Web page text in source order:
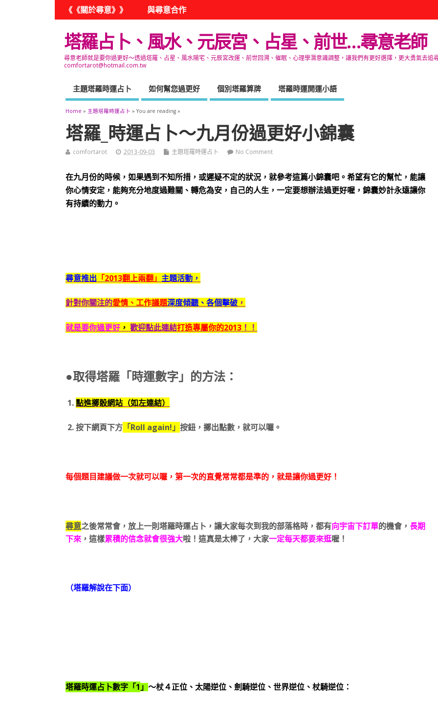
《《關於尋意》》 與尋意合作
塔羅占卜、風水、元辰宮、占星、前世…尋意老師
尋意老師就是要你過更好～透過塔羅、占星、風水陽宅、元辰宮改運、前世回溯、催眠、心理學潛意識調整，讓我們有更好選擇，更大勇氣去
comfortarot@hotmail.com.tw
主題塔羅時運占卜 如何幫您過更好 個別塔羅算牌 塔羅時運開運小語
Home » 主題塔羅時運占卜 » You are reading »
塔羅_時運占卜～九月份過更好小錦囊
comfortarot 2013-09-03 主題塔羅時運占卜 No Comment
在九月份的時候，如果遇到不知所措，或遲疑不定的狀況，就參考這篇小錦囊吧。希望有它的幫忙，能讓
你心情安定，能夠充分地度過難關、轉危為安， 自己的人生，一定要想辦法過更好喔，錦囊妙計永遠讓你
有持續的動力。
尋意推出 「2013翻上兩翻」 主題活動，
針對你關注的愛情、工作議題深度傾聽、各個擊破 ，
就是要你過更好 ， 歡迎點此連結打造專屬你的2013 ！！
●取得塔羅「時運數字」的方法：
1.點進擲骰網站（如左連結）
2. 按下網頁下方 「Roll again!」按鈕，擲出點數，就可以囉。
每個題目建議做一次就可以囉，第一次的直覺常常都是準的，就是讓你過更好！
尋意之後常常會，放上一則塔羅時運占卜，讓大家每次到我的部落格時，都有向宇宙下訂單的機會，長期
下來 ，這樣累積的信念就會很強大啦！這真是太棒了， 大家一定每天都要來逛喔！
（塔羅解說在下面）
塔羅時運占卜數字「1 」～杖４正位、太陽逆位、劍騎逆位、世界逆位、杖騎逆位：